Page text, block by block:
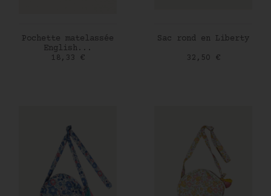
AJOUTER AU PANIER
Pochette matelassée
English...
Prix
18,33 €
AJOUTER AU PANIER
Sac rond en Liberty
Prix
32,50 €